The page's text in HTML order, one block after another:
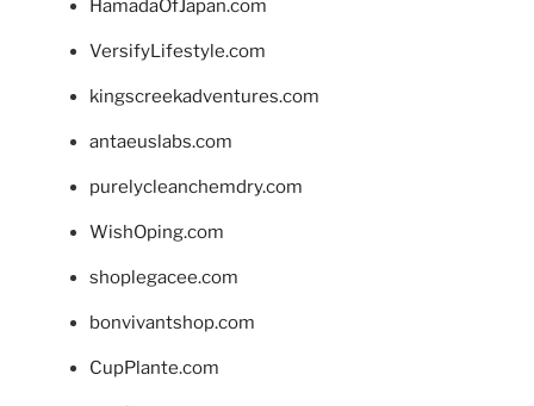
HamadaOfJapan.com
VersifyLifestyle.com
kingscreekadventures.com
antaeuslabs.com
purelycleanchemdry.com
WishOping.com
shoplegacee.com
bonvivantshop.com
CupPlante.com